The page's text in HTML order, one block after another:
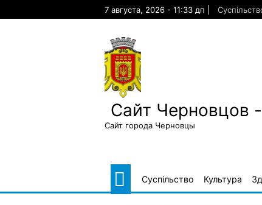
7 августа, 2026 - 11:33 дп
Сайт Черновцов
Сайт города Черновцы
Суспільство Культура